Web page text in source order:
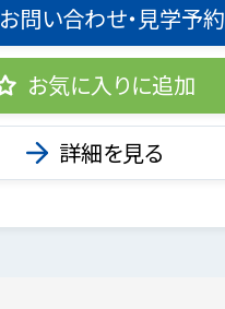
お問い合わせ・見学予約
お気に入りに追加
詳細を見る